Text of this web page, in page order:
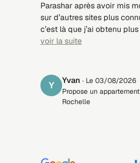
Parashar après avoir mis
sur d’autres sites plus
c’est là que j’ai obtenu
réponses, et finalement
satisfaisant.
voir la suite
Y Yvan · Le 03/08/2026
Propose un
Rochelle